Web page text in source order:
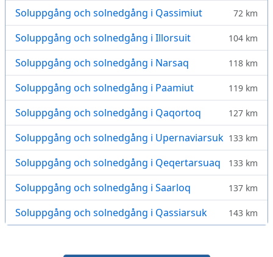
Soluppgång och solnedgång i Qassimiut 72 km
Soluppgång och solnedgång i Illorsuit 104 km
Soluppgång och solnedgång i Narsaq 118 km
Soluppgång och solnedgång i Paamiut 119 km
Soluppgång och solnedgång i Qaqortoq 127 km
Soluppgång och solnedgång i Upernaviarsuk 133 km
Soluppgång och solnedgång i Qeqertarsuaq 133 km
Soluppgång och solnedgång i Saarloq 137 km
Soluppgång och solnedgång i Qassiarsuk 143 km